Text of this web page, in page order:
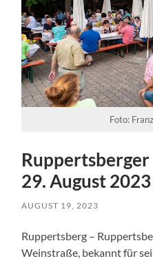
Foto:
29. August 2023
AUGUST 19, 2023
Ruppertsberg –
Weinstraße, bekannt für